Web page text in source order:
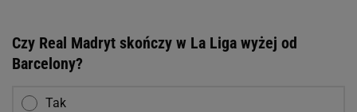
Czy Real Madryt skończy w La Liga wyżej od
Barcelony?
Tak